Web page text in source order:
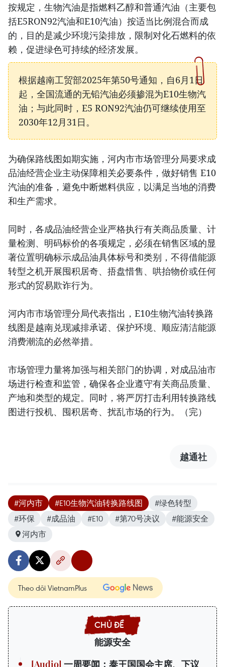
按规定，生物汽油是指燃料乙醇和普通汽油（主要包
括E5RON92汽油和E10汽油）按适当比例混合而成
的，目的是减少环境污染排放，限制对化石燃料的依
赖，促进绿色可持续的经济发展。
根据越南工贸部2025年第50号通知，自6月1日
起，全国流通的无铅汽油必须掺混为E10生物汽
油；与此同时，E5 RON92汽油仍可继续使用至
2030年12月31日。
为确保路线图如期实施，河内市市场管理分局要求成
品油经营企业主动保障相关必要条件，做好销售 E10
汽油的准备，避免中断燃料供应，以满足当地的消费
和生产需求。
同时，各成品油经营企业严格执行有关商品质量、计
量检测、明码标价的各项规定，必须在销售区域的显
著位置明确标示成品油具体标号和类别，不得借能源
转型之机开展囤积居奇、捂盘惜售、哄抬物价或任何
形式的贸易欺诈行为。
河内市市场管理分局代表指出，E10生物汽油转换路
线图是越南兑现减排承诺、保护环境、顺应清洁能源
消费潮流的必然举措。
市场管理力量将加强与相关部门的协调，对成品油市
场进行检查和监管，确保各企业遵守有关商品质量、
产地和类型的规定。同时，将严厉打击利用转换路线
图进行投机、囤积居奇、扰乱市场的行为。（完）
越通社
#河内市 #E10生物汽油转换路线图
#绿色转型
#环保
#成品油 #E10 #第70号决议
#能源安全
河内市
Theo dõi VietnamPlus
能源安全
一周要闻：泰王国国会主席、下议